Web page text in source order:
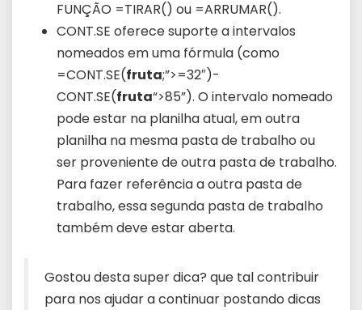
FUNÇÃO =TIRAR() ou =ARRUMAR().
CONT.SE oferece suporte a intervalos
nomeados em uma fórmula (como
=CONT.SE(fruta;”>=32″)-
CONT.SE(fruta“>85”). O intervalo nomeado
pode estar na planilha atual, em outra
planilha na mesma pasta de trabalho ou
ser proveniente de outra pasta de trabalho.
Para fazer referência a outra pasta de
trabalho, essa segunda pasta de trabalho
também deve estar aberta.
Gostou desta super dica? que tal contribuir
para nos ajudar a continuar postando dicas